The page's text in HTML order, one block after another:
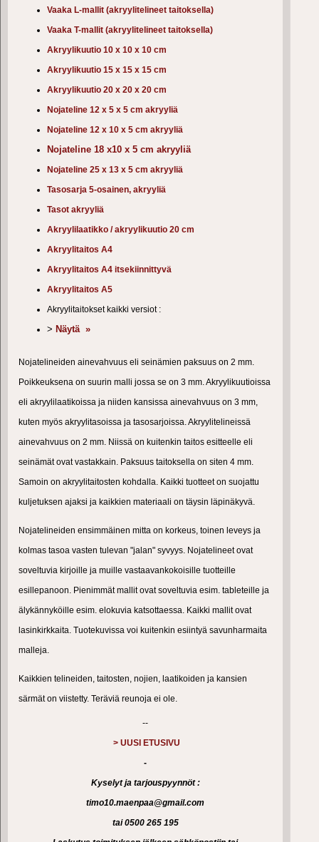
Vaaka L-mallit (akryylitelineet taitoksella)
Vaaka T-mallit (akryylitelineet taitoksella)
Akryylikuutio 10 x 10 x 10 cm
Akryylikuutio 15 x 15 x 15 cm
Akryylikuutio 20 x 20 x 20 cm
Nojateline 12 x 5 x 5 cm akryyliä
Nojateline 12 x 10 x 5 cm akryyliä
Nojateline 18 x10 x 5 cm akryyliä
Nojateline 25 x 13 x 5 cm akryyliä
Tasosarja 5-osainen, akryyliä
Tasot akryyliä
Akryylilaatikko / akryylikuutio 20 cm
Akryylitaitos A4
Akryylitaitos A4 itsekiinnittyvä
Akryylitaitos A5
Akryylitaitokset kaikki versiot :
> Näytä »
Nojatelineiden ainevahvuus eli seinämien paksuus on 2 mm.
Poikkeuksena on suurin malli jossa se on 3 mm. Akryylikuutioissa
eli akryylilaatikoissa ja niiden kansissa ainevahvuus on 3 mm,
kuten myös akryylitasoissa ja tasosarjoissa. Akryylitelineissä
ainevahvuus on 2 mm. Niissä on kuitenkin taitos esitteelle eli
seinämät ovat vastakkain. Paksuus taitoksella on siten 4 mm.
Samoin on akryylitaitosten kohdalla. Kaikki tuotteet on suojattu
kuljetuksen ajaksi ja kaikkien materiaali on täysin läpinäkyvä.
Nojatelineiden ensimmäinen mitta on korkeus, toinen leveys ja
kolmas tasoa vasten tulevan "jalan" syvyys. Nojatelineet ovat
soveltuvia kirjoille ja muille vastaavankokoisille tuotteille
esillepanoon. Pienimmät mallit ovat soveltuvia esim. tableteille ja
älykännyköille esim. elokuvia katsottaessa. Kaikki mallit ovat
lasinkirkkaita. Tuotekuvissa voi kuitenkin esiintyä savunharmaita
malleja.
Kaikkien telineiden, taitosten, nojien, laatikoiden ja kansien
särmät on viistetty. Teräviä reunoja ei ole.
--
> UUSI ETUSIVU
-
Kyselyt ja tarjouspyynnöt :
timo10.maenpaa@gmail.com
tai 0500 265 195